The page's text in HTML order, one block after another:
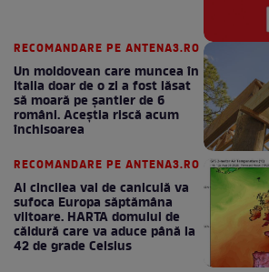
RECOMANDARE PE ANTENA3.RO
Un moldovean care muncea în
Italia doar de o zi a fost lăsat
să moară pe şantier de 6
români. Aceștia riscă acum
închisoarea
RECOMANDARE PE ANTENA3.RO
Al cincilea val de caniculă va
sufoca Europa săptămâna
viitoare. HARTA domului de
căldură care va aduce până la
42 de grade Celsius